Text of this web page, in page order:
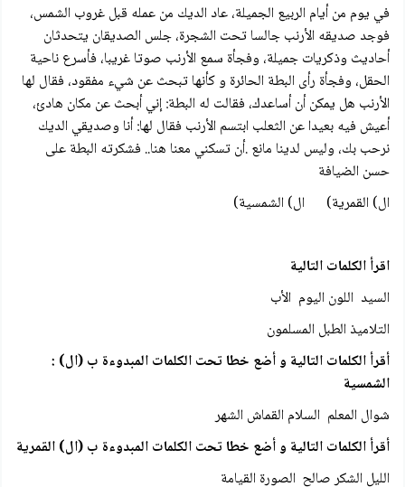
في يوم من أيام الربيع الجميلة، عاد الديك من عمله قبل غروب الشمس،
فوجد صديقه الأرنب جالسا تحت الشجرة، جلس الصديقان يتحدثان
أحاديث وذكريات جميلة، وفجأة سمع الأرنب صوتا غريبا، فأسرع ناحية
الحقل، وفجأة رأى البطة الحائرة و كأنها تبحث عن شيء مفقود، فقال لها
الأرنب هل يمكن أن أساعدك، فقالت له البطة: إني أبحث عن مكان هادئ،
أعيش فيه بعيدا عن الثعلب ابتسم الأرنب فقال لها: أنا وصديقي الديك
نرحب بك، وليس لدينا مانع .أن تسكني معنا هنا.. فشكرته البطة على
حسن الضيافة
ال) القمرية) ال) الشمسية)
اقرأ الكلمات التالية
السيد اللون اليوم الأب
التلاميذ الطبل المسلمون
أقرأ الكلمات التالية و أضع خطا تحت الكلمات المبدوءة ب (ال) :
الشمسية
شوال المعلم السلام القماش الشهر
أقرأ الكلمات التالية و أضع خطا تحت الكلمات المبدوءة ب (ال) القمرية
الليل الشكر صالح الصورة القيامة